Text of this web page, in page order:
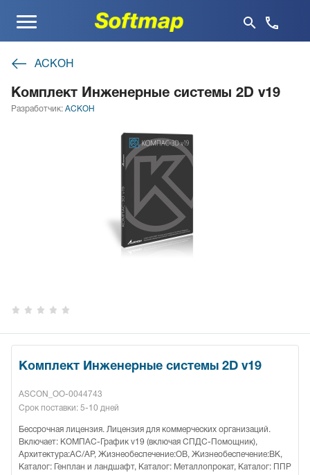
Меню
АСКОН
Комплект Инженерные системы 2D v19
Разработчик: АСКОН
Комплект Инженерные системы 2D v19
ASCON_ОО-0044743
Срок поставки: 5-10 дней
Бессрочная лицензия. Лицензия для коммерческих организаций.
Включает: КОМПАС-График v19 (включая СПДС-Помощник),
Архитектура:АС/АР, Жизнеобеспечение:ОВ, Жизнеобеспечение:ВК,
Каталог: Генплан и ландшафт, Каталог: Металлопрокат, Каталог: ППР